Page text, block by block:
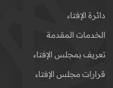
دائرة الإفتاء
الخدمات المقدمة
تعريف بمجلس الإفتاء
قرارات مجلس الإفتاء